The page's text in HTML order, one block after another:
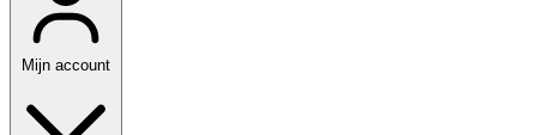
Mijn account